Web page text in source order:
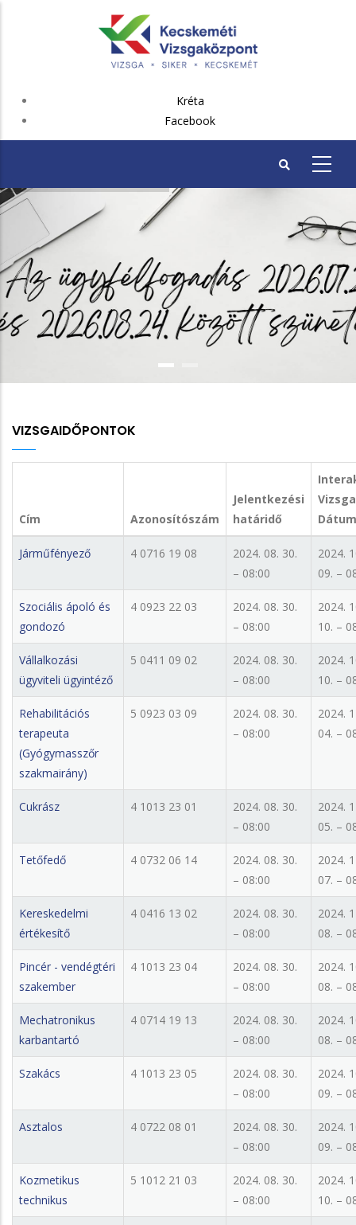
FEJLÉC
Kréta
Facebook
VIZSGAIDŐPONTOK
Cím Azonosítószám
Jelentkezési
határidő
Vizsga
Dátum
Járműfényező 4 0716 19 08
2024. 08. 30.
– 08:00
2024.
09. –
Szociális ápoló és
gondozó
4 0923 22 03
2024. 08. 30.
– 08:00
2024.
10. –
Vállalkozási
ügyviteli ügyintéző
5 0411 09 02
2024. 08. 30.
– 08:00
2024.
10. –
Rehabilitációs
terapeuta
(Gyógymasszőr
szakmairány)
5 0923 03 09
2024. 08. 30.
– 08:00
2024.
04. –
Cukrász 4 1013 23 01
2024. 08. 30.
– 08:00
2024.
05. –
Tetőfedő 4 0732 06 14
2024. 08. 30.
– 08:00
2024.
07. –
Kereskedelmi
értékesítő
4 0416 13 02
2024. 08. 30.
– 08:00
2024.
08. –
Pincér - vendégtéri
szakember
4 1013 23 04
2024. 08. 30.
– 08:00
2024.
08. –
Mechatronikus
karbantartó
4 0714 19 13
2024. 08. 30.
– 08:00
2024.
08. –
Szakács 4 1013 23 05
2024. 08. 30.
– 08:00
2024.
09. –
Asztalos 4 0722 08 01
2024. 08. 30.
– 08:00
2024.
09. –
Kozmetikus
technikus
5 1012 21 03
2024. 08. 30.
– 08:00
2024.
10. –